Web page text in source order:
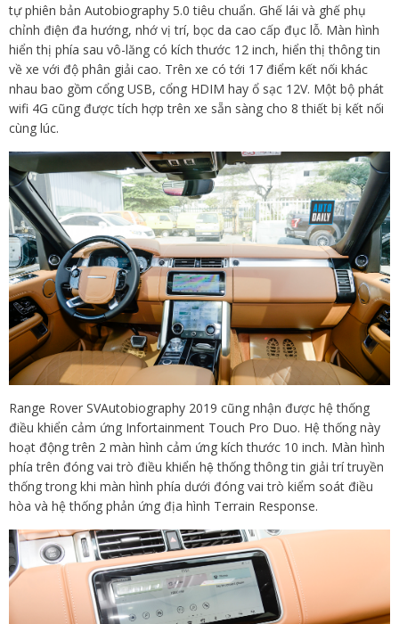
tự phiên bản Autobiography 5.0 tiêu chuẩn. Ghế lái và ghế phụ
chỉnh điện đa hướng, nhớ vị trí, bọc da cao cấp đục lỗ. Màn hình
hiển thị phía sau vô-lăng có kích thước 12 inch, hiển thị thông tin
về xe với độ phân giải cao. Trên xe có tới 17 điểm kết nối khác
nhau bao gồm cổng USB, cổng HDIM hay ổ sạc 12V. Một bộ phát
wifi 4G cũng được tích hợp trên xe sẵn sàng cho 8 thiết bị kết nối
cùng lúc.
Range Rover SVAutobiography 2019 cũng nhận được hệ thống
điều khiển cảm ứng Infortainment Touch Pro Duo. Hệ thống này
hoạt động trên 2 màn hình cảm ứng kích thước 10 inch. Màn hình
phía trên đóng vai trò điều khiển hệ thống thông tin giải trí truyền
thống trong khi màn hình phía dưới đóng vai trò kiểm soát điều
hòa và hệ thống phản ứng địa hình Terrain Response.